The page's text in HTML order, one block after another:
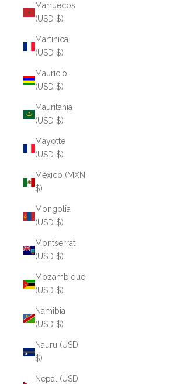
Marruecos
(USD $)
Martinica
(USD $)
Mauricio
(USD $)
Mauritania
(USD $)
Mayotte
(USD $)
México (MXN
$)
Mongolia
(USD $)
Montserrat
(USD $)
Mozambique
(USD $)
Namibia
(USD $)
Nauru (USD
$)
Nepal (USD